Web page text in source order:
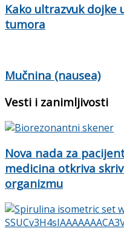
Kako ultrazvuk
tumora
Mučnina (nausea)
Vesti i zanimljivosti
Nova nada za
medicina otkriva
organizmu